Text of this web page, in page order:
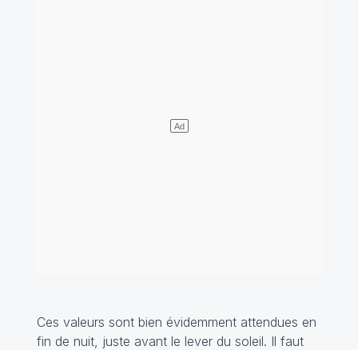
Ces valeurs sont bien évidemment attendues en
fin de nuit, juste avant le lever du soleil. Il faut